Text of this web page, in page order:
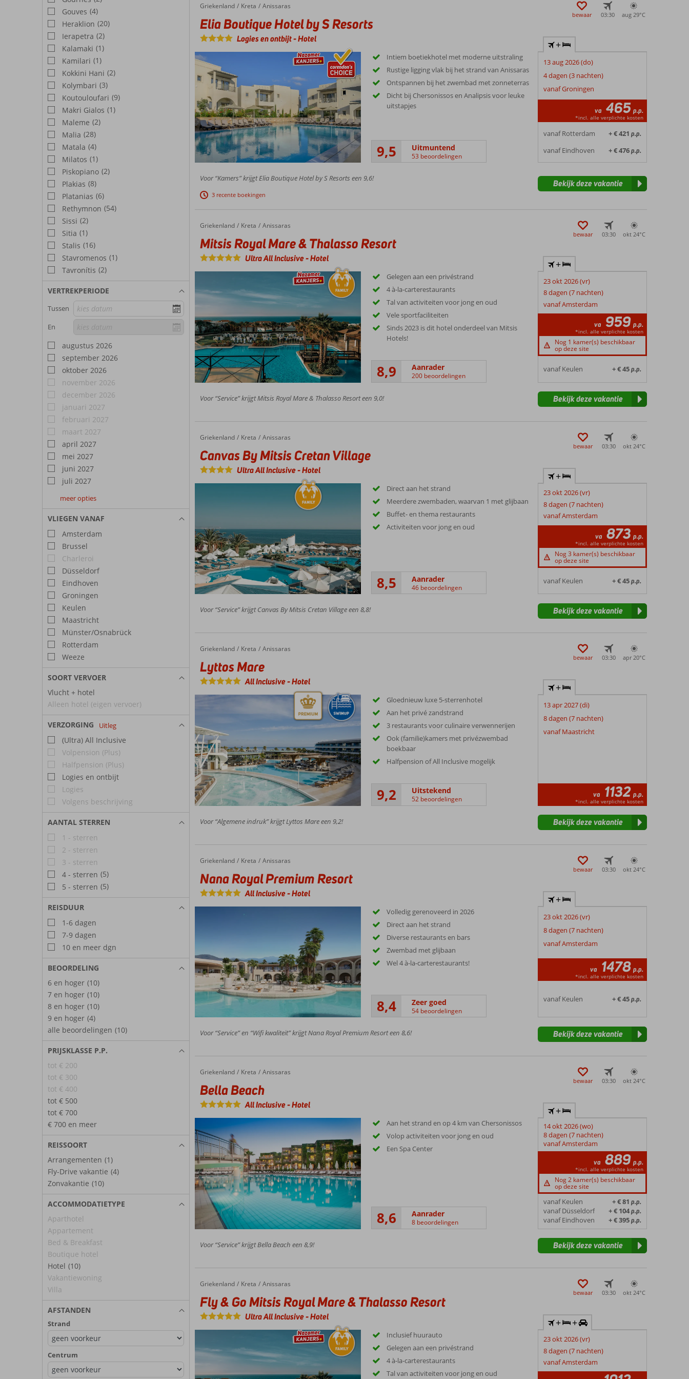
Gouves (4)
Heraklion (20)
Ierapetra (2)
Kalamaki (1)
Kamilari (1)
Kokkini Hani (2)
Kolymbari (3)
Koutouloufari (9)
Makri Gialos (1)
Maleme (2)
Malia (28)
Matala (4)
Milatos (1)
Piskopiano (2)
Plakias (8)
Platanias (6)
Rethymnon (54)
Sissi (2)
Sitia (1)
Stalis (16)
Stavromenos (1)
Tavronítis (2)
VERTREKPERIODE
Tussen
En
augustus 2026
september 2026
oktober 2026
november 2026
december 2026
januari 2027
februari 2027
maart 2027
april 2027
mei 2027
juni 2027
juli 2027
augustus
2027
september
2027
oktober
2027
meer opties
VLIEGEN VANAF
Amsterdam
Brussel
Charleroi
Düsseldorf
Eindhoven
Groningen
Keulen
Maastricht
Münster/Osnabrück
Rotterdam
Weeze
SOORT VERVOER
Vlucht + hotel
Alleen hotel (eigen vervoer)
VERZORGING Uitleg
(Ultra) All Inclusive
Volpension (Plus)
Halfpension (Plus)
Logies en ontbijt
Logies
Volgens beschrijving
AANTAL STERREN
1 - sterren
2 - sterren
3 - sterren
4 - sterren (5)
5 - sterren (5)
REISDUUR
1-6 dagen
7-9 dagen
10 en meer dgn
BEOORDELING
6 en hoger (10)
7 en hoger (10)
8 en hoger (10)
9 en hoger (4)
alle beoordelingen (10)
PRIJSKLASSE P.P.
tot € 200
tot € 300
tot € 400
tot € 500
tot € 700
€ 700 en meer
REISSOORT
Arrangementen (1)
Fly-Drive vakantie (4)
Zonvakantie (10)
ACCOMMODATIETYPE
Aparthotel
Appartement
Bed & Breakfast
Boutique hotel
Hotel (10)
Vakantiewoning
Villa
AFSTANDEN
Strand
Centrum
trendy nachtclubs.
Home
Griekenland Kreta Anissaras
Elia Boutique Hotel by S Resorts
Elia Boutique Hotel by S Resorts
Logies en ontbijt-Hotel
bewaar 03:30 aug 29°C
Intiem boetiekhotel met moderne uitstraling
Rustige ligging vlak bij het strand van Anissaras
Ontspannen bij het zwembad met zonneterras
Dicht bij Chersonissos en Analipsis voor leuke
uitstapjes
9,5 Uitmuntend
53 beoordelingen
+
13 aug 2026 (do)
4 dagen (3 nachten)
vanaf Groningen
va 465 p.p.
*incl. alle verplichte kosten
vanaf Rotterdam + € 421 p.p.
vanaf Eindhoven + € 476p.p.
Voor “Kamers” krijgt Elia Boutique Hotel by S Resorts een 9,6!
3 recente boekingen
Bekijk deze vakantie
Home
Griekenland Kreta Anissaras
Mitsis Royal Mare & Thalasso Resort
Mitsis Royal Mare & Thalasso Resort
Ultra All Inclusive-Hotel
bewaar 03:30 okt 24°C
Gelegen aan een privéstrand
4 à-la-carterestaurants
Tal van activiteiten voor jong en oud
Vele sportfaciliteiten
Sinds 2023 is dit hotel onderdeel van Mitsis
Hotels!
8,9 Aanrader
200 beoordelingen
+
23 okt 2026 (vr)
8 dagen (7 nachten)
vanaf Amsterdam
va 959 p.p.
*incl. alle verplichte kosten
Nog 1 kamer(s) beschikbaar
op deze site
vanaf Keulen + € 45p.p.
Voor “Service” krijgt Mitsis Royal Mare & Thalasso Resort een 9,0! Bekijk deze vakantie
Home
Griekenland Kreta Anissaras
Canvas By Mitsis Cretan Village
Canvas By Mitsis Cretan Village
Ultra All Inclusive-Hotel
bewaar 03:30 okt 24°C
Direct aan het strand
Meerdere zwembaden, waarvan 1 met glijbaan
Buffet- en thema restaurants
Activiteiten voor jong en oud
8,5 Aanrader
46 beoordelingen
+
23 okt 2026 (vr)
8 dagen (7 nachten)
vanaf Amsterdam
va 873 p.p.
*incl. alle verplichte kosten
Nog 3 kamer(s) beschikbaar
op deze site
vanaf Keulen + € 45p.p.
Voor “Service” krijgt Canvas By Mitsis Cretan Village een 8,8! Bekijk deze vakantie
Home
Griekenland Kreta Anissaras
Lyttos Mare
Lyttos Mare
All Inclusive-Hotel
bewaar 03:30 apr 20°C
Gloednieuw luxe 5-sterrenhotel
Aan het privé zandstrand
3 restaurants voor culinaire verwennerijen
Ook (familie)kamers met privézwembad
boekbaar
Halfpension of All Inclusive mogelijk
9,2 Uitstekend
52 beoordelingen
+
13 apr 2027 (di)
8 dagen (7 nachten)
vanaf Maastricht
va 1132 p.p.
*incl. alle verplichte kosten
Voor “Algemene indruk” krijgt Lyttos Mare een 9,2! Bekijk deze vakantie
Home
Griekenland Kreta Anissaras
Nana Royal Premium Resort
Nana Royal Premium Resort
All Inclusive-Hotel
bewaar 03:30 okt 24°C
Volledig gerenoveerd in 2026
Direct aan het strand
Diverse restaurants en bars
Zwembad met glijbaan
Wel 4 à-la-carterestaurants!
8,4 Zeer goed
54 beoordelingen
+
23 okt 2026 (vr)
8 dagen (7 nachten)
vanaf Amsterdam
va 1478 p.p.
*incl. alle verplichte kosten
vanaf Keulen + € 45p.p.
Voor “Service” en “Wifi kwaliteit” krijgt Nana Royal Premium Resort een 8,6! Bekijk deze vakantie
Home
Griekenland Kreta Anissaras
Bella Beach
Bella Beach
All Inclusive-Hotel
bewaar 03:30 okt 24°C
Aan het strand en op 4 km van Chersonissos
Volop activiteiten voor jong en oud
Een Spa Center
8,6 Aanrader
8 beoordelingen
+
14 okt 2026 (wo)
8 dagen (7 nachten)
vanaf Amsterdam
va 889 p.p.
*incl. alle verplichte kosten
Nog 2 kamer(s) beschikbaar
op deze site
vanaf Keulen + € 81 p.p.
vanaf Düsseldorf + € 104p.p.
vanaf Eindhoven + € 395p.p.
Voor “Service” krijgt Bella Beach een 8,9! Bekijk deze vakantie
Home
Griekenland Kreta Anissaras
Fly & Go Mitsis Royal Mare & Thalasso Resort
Fly & Go Mitsis Royal Mare & Thalasso Resort
Ultra All Inclusive-Hotel
bewaar 03:30 okt 24°C
Inclusief huurauto
Gelegen aan een privéstrand
4 à-la-carterestaurants
Tal van activiteiten voor jong en oud
+ +
23 okt 2026 (vr)
8 dagen (7 nachten)
vanaf Amsterdam